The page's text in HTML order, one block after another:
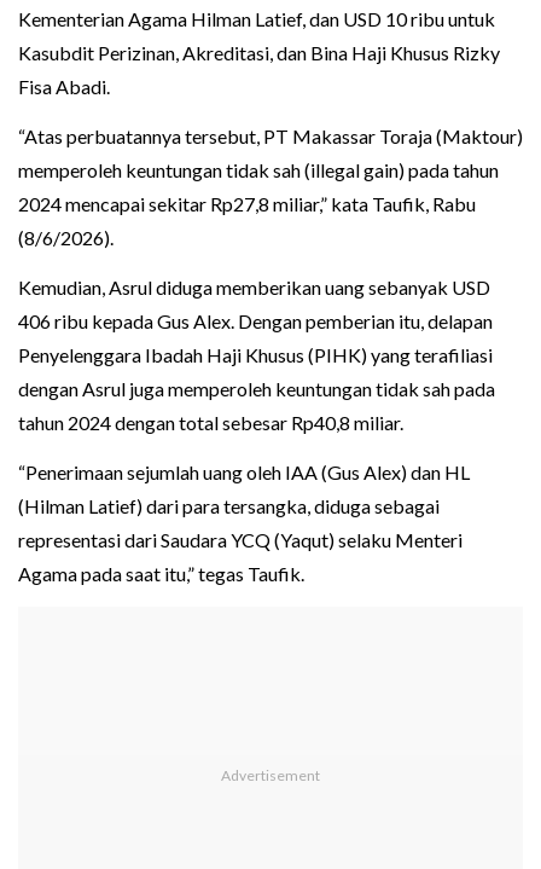
Kementerian Agama Hilman Latief, dan USD 10 ribu untuk
Kasubdit Perizinan, Akreditasi, dan Bina Haji Khusus Rizky
Fisa Abadi.
“Atas perbuatannya tersebut, PT Makassar Toraja (Maktour)
memperoleh keuntungan tidak sah (illegal gain) pada tahun
2024 mencapai sekitar Rp27,8 miliar,” kata Taufik, Rabu
(8/6/2026).
Kemudian, Asrul diduga memberikan uang sebanyak USD
406 ribu kepada Gus Alex. Dengan pemberian itu, delapan
Penyelenggara Ibadah Haji Khusus (PIHK) yang terafiliasi
dengan Asrul juga memperoleh keuntungan tidak sah pada
tahun 2024 dengan total sebesar Rp40,8 miliar.
“Penerimaan sejumlah uang oleh IAA (Gus Alex) dan HL
(Hilman Latief) dari para tersangka, diduga sebagai
representasi dari Saudara YCQ (Yaqut) selaku Menteri
Agama pada saat itu,” tegas Taufik.